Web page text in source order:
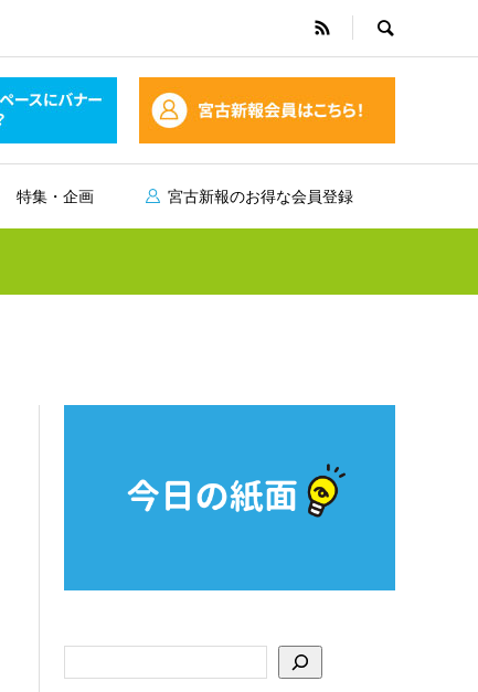
特集・企画 宮古新報のお得な会員登録